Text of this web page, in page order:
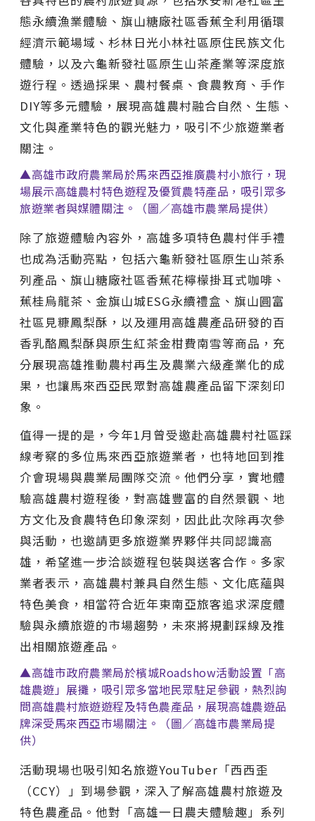
態永續漁業體驗、旗山糖廠社區香蕉全利用循環
經濟示範場域、杉林日光小林社區原住民族文化
體驗，以及六龜新發社區原生山茶產業等深度旅
遊行程。透過採果、農村餐桌、食農教育、手作
DIY等多元體驗，展現高雄農村融合自然、生態、
文化與產業特色的觀光魅力，吸引不少旅遊業者
關注。
▲高雄市政府農業局於馬來西亞推廣農村小旅行，現
場展示高雄農村特色遊程及優質農特產品，吸引眾多
旅遊業者與媒體關注。（圖／高雄市農業局提供）
除了旅遊體驗內容外，高雄多項特色農村伴手禮
也成為活動亮點，包括六龜新發社區原生山茶系
列產品、旗山糖廠社區香蕉花檸檬掛耳式咖啡、
蕉桂烏龍茶、金旗山城ESG永續禮盒、旗山圓富
社區見糠鳳梨酥，以及運用高雄農產品研發的百
香乳酪鳳梨酥與原生紅茶金柑費南雪等商品，充
分展現高雄推動農村再生及農業六級產業化的成
果，也讓馬來西亞民眾對高雄農產品留下深刻印
象。
值得一提的是，今年1月曾受邀赴高雄農村社區踩
線考察的多位馬來西亞旅遊業者，也特地回到推
介會現場與農業局團隊交流。他們分享，實地體
驗高雄農村遊程後，對高雄豐富的自然景觀、地
方文化及食農特色印象深刻，因此此次除再次參
與活動，也邀請更多旅遊業界夥伴共同認識高
雄，希望進一步洽談遊程包裝與送客合作。多家
業者表示，高雄農村兼具自然生態、文化底蘊與
特色美食，相當符合近年東南亞旅客追求深度體
驗與永續旅遊的市場趨勢，未來將規劃踩線及推
出相關旅遊產品。
▲高雄市政府農業局於檳城Roadshow活動設置「高
雄農遊」展攤，吸引眾多當地民眾駐足參觀，熱烈詢
問高雄農村旅遊遊程及特色農產品，展現高雄農遊品
牌深受馬來西亞市場關注。（圖／高雄市農業局提
供）
活動現場也吸引知名旅遊YouTuber「西西歪
（CCY）」到場參觀，深入了解高雄農村旅遊及
特色農產品。他對「高雄一日農夫體驗趣」系列